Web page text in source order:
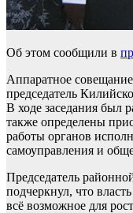
Об этом сообщили в
Аппаратное
председатель
В ходе заседания был
также определены
работы органов
самоуправления и
Председатель
подчеркнул, что
всё возможное для